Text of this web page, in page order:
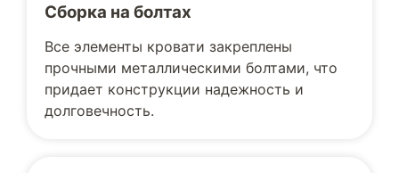
Сборка на болтах
Все элементы кровати закреплены
прочными металлическими болтами, что
придает конструкции надежность и
долговечность.